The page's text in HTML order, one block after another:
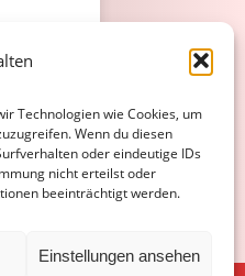
Technologien wie Cookies, um
Wenn du diesen
oder eindeutige IDs
nicht erteilst oder
beeinträchtigt werden.
Einstellungen ansehen